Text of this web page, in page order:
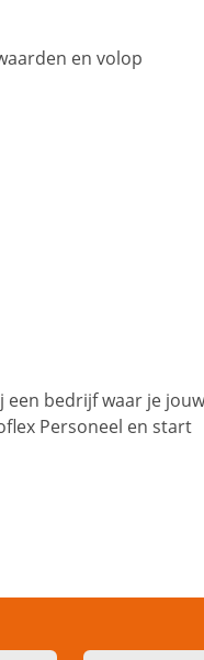
en volop
een bedrijf waar je jouw
Personeel en start